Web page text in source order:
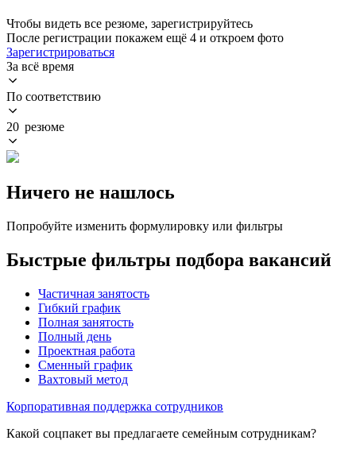
Чтобы видеть все резюме, зарегистрируйтесь
После регистрации покажем ещё 4 и откроем фото
Зарегистрироваться
За всё время
По соответствию
20 резюме
Ничего не нашлось
Попробуйте изменить формулировку или фильтры
Быстрые фильтры подбора вакансий
Частичная занятость
Гибкий график
Полная занятость
Полный день
Проектная работа
Сменный график
Вахтовый метод
Корпоративная поддержка сотрудников
Какой соцпакет вы предлагаете семейным сотрудникам?